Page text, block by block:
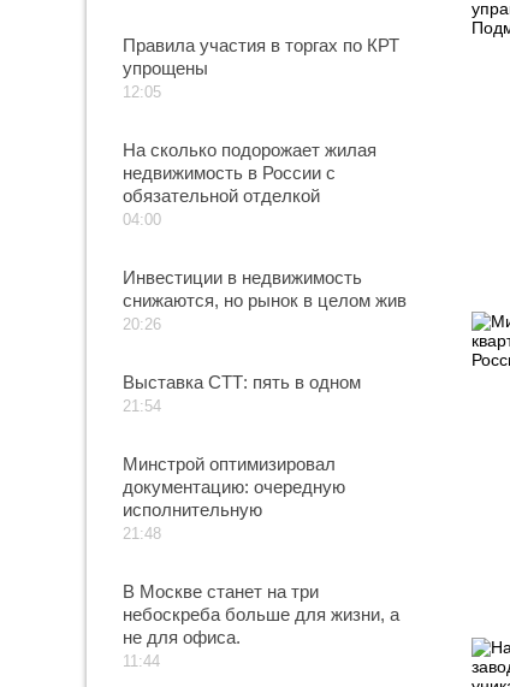
Правила участия в торгах по КРТ
упрощены
12:05
На сколько подорожает жилая
недвижимость в России с
обязательной отделкой
04:00
Инвестиции в недвижимость
снижаются, но рынок в целом жив
20:26
Выставка СТТ: пять в одном
21:54
Минстрой оптимизировал
документацию: очередную
исполнительную
21:48
В Москве станет на три
небоскреба больше для жизни, а
не для офиса.
11:44